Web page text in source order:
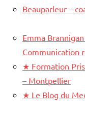
Beauparleur –
Emma
Communication
★ Formation
– Montpellier
★ Le Blog du